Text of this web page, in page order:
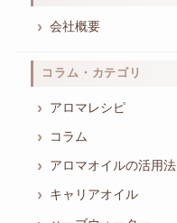
会社概要
コラム・カテゴリ
アロマレシピ
コラム
アロマオイルの活用法
キャリアオイル